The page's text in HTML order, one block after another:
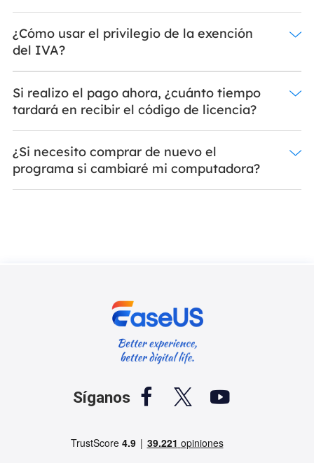
¿Cómo usar el privilegio de la exención
del IVA?
Si realizo el pago ahora, ¿cuánto tiempo
tardará en recibir el código de licencia?
¿Si necesito comprar de nuevo el
programa si cambiaré mi computadora?
Síganos   